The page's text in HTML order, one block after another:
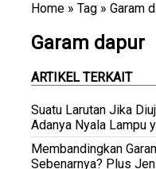
Home » Tag » Garam
Garam dapur
ARTIKEL TERKAIT
Suatu Larutan Jika
Adanya Nyala Lampu
Membandingkan
Sebenarnya? Plus